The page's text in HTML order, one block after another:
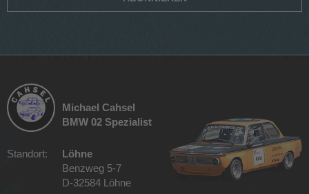
Michael Cahsel
BMW 02 Spezialist
Standort:
Löhne
Benzweg 5-7
D-32584 Löhne